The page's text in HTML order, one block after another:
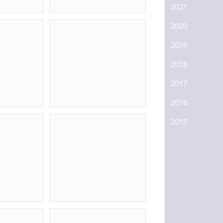
2021
2020
2019
2018
2017
2016
2015